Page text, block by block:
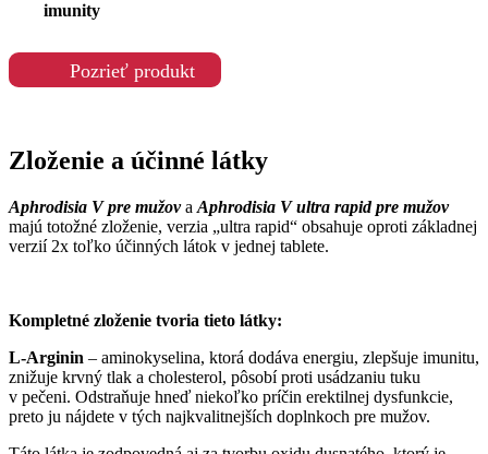
imunity
Pozrieť produkt
Zloženie a účinné látky
Aphrodisia V pre mužova Aphrodisia V ultra rapid pre mužov
majú totožné zloženie, verzia „ultra rapid“ obsahuje oproti základnej
verzií 2x toľko účinných látok v jednej tablete.
Kompletné zloženie tvoria tieto látky:
L-Arginin – aminokyselina, ktorá dodáva energiu, zlepšuje imunitu,
znižuje krvný tlak a cholesterol, pôsobí proti usádzaniu tuku
v pečeni. Odstraňuje hneď niekoľko príčin erektilnej dysfunkcie,
preto ju nájdete v tých najkvalitnejších doplnkoch pre mužov.